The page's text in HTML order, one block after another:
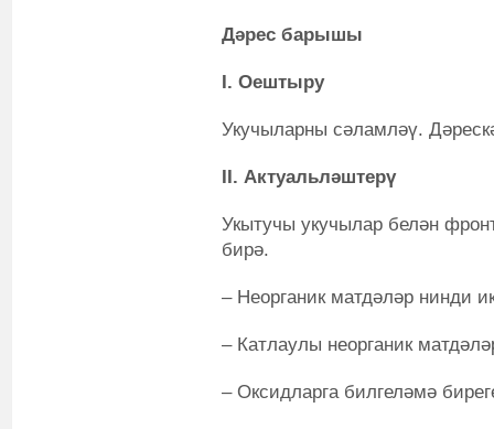
Дәрес барышы
I. Оештыру
Укучыларны сәламләү.
II. Актуальләштерү
Укытучы укучылар белән
бирә.
– Неорганик матдәләр нинди
– Катлаулы неорганик
– Оксидларга билгеләмә